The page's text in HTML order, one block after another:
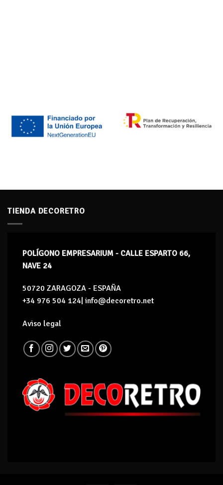
TIENDA DECORETRO
POLÍGONO EMPRESARIUM - CALLE ESPARTO 66,
NAVE 24
50720 ZARAGOZA - ESPAÑA
+34 976 504 124| info@decoretro.net
Aviso legal